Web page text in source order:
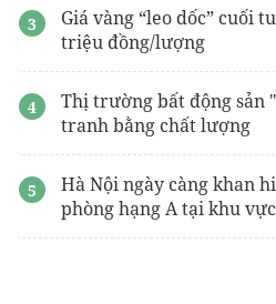
Giá vàng “leo dốc” cuối
triệu đồng/lượng
Thị trường bất động sản
tranh bằng chất lượng
Hà Nội ngày càng khan
phòng hạng A tại khu